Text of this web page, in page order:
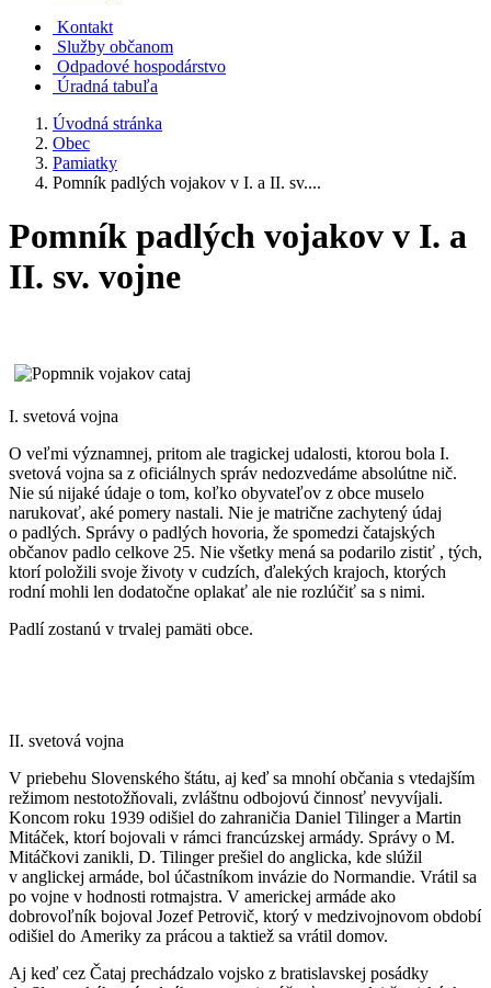
Kontakt
Služby občanom
Odpadové hospodárstvo
Úradná tabuľa
Úvodná stránka
Obec
Pamiatky
Pomník padlých vojakov v I. a II. sv....
Pomník padlých vojakov v I. a
II. sv. vojne
I. svetová vojna
O veľmi významnej, pritom ale tragickej udalosti, ktorou bola I.
svetová vojna sa z oficiálnych správ nedozvedáme absolútne nič.
Nie sú nijaké údaje o tom, koľko obyvateľov z obce muselo
narukovať, aké pomery nastali. Nie je matrične zachytený údaj
o padlých. Správy o padlých hovoria, že spomedzi čatajských
občanov padlo celkove 25. Nie všetky mená sa podarilo zistiť , tých,
ktorí položili svoje životy v cudzích, ďalekých krajoch, ktorých
rodní mohli len dodatočne oplakať ale nie rozlúčiť sa s nimi.
Padlí zostanú v trvalej pamäti obce.
II. svetová vojna
V priebehu Slovenského štátu, aj keď sa mnohí občania s vtedajším
režimom nestotožňovali, zvláštnu odbojovú činnosť nevyvíjali.
Koncom roku 1939 odišiel do zahraničia Daniel Tilinger a Martin
Mitáček, ktorí bojovali v rámci francúzskej armády. Správy o M.
Mitáčkovi zanikli, D. Tilinger prešiel do anglicka, kde slúžil
v anglickej armáde, bol účastníkom invázie do Normandie. Vrátil sa
po vojne v hodnosti rotmajstra. V americkej armáde ako
dobrovoľník bojoval Jozef Petrovič, ktorý v medzivojnovom období
odišiel do Ameriky za prácou a taktiež sa vrátil domov.
Aj keď cez Čataj prechádzalo vojsko z bratislavskej posádky